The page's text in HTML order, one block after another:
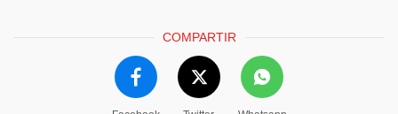
COMPARTIR